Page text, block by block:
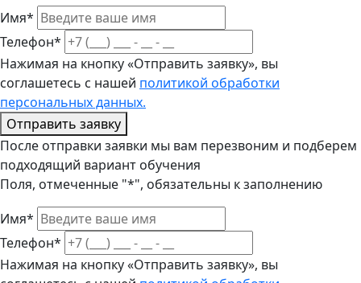
Имя*
Телефон*
Нажимая на кнопку «Отправить заявку», вы
соглашетесь с нашей политикой обработки
персональных данных.
Отправить заявку
После отправки заявки мы вам перезвоним и подберем
подходящий вариант обучения
Поля, отмеченные "*", обязательны к заполнению
Имя*
Телефон*
Нажимая на кнопку «Отправить заявку», вы